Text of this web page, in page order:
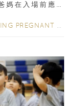
媽在入場前應
PREGNANT